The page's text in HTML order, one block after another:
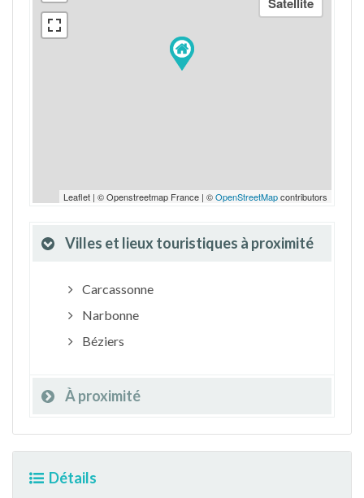
Leaflet | © Openstreetmap France | ©OpenStreetMapcontributors
Villes et lieux touristiques à proximité
Carcassonne
Narbonne
Béziers
À proximité
Détails